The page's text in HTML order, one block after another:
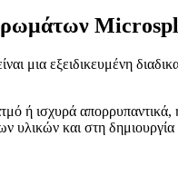
μια εξειδικευμένη
ή ισχυρά απορρυπαντικά,
υλικών και στη δημιουργία